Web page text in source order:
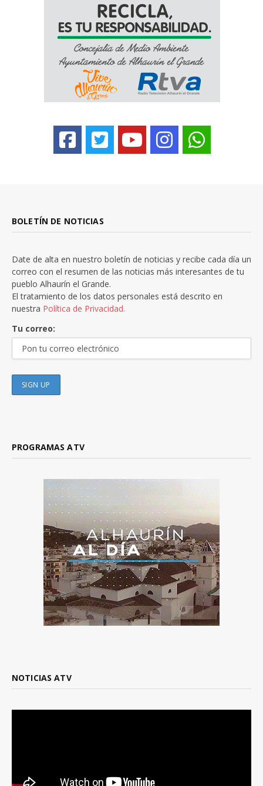
BOLETÍN DE NOTICIAS
Date de alta en nuestro boletín de noticias y recibe cada día un
correo con el resumen de las noticias más interesantes de tu
pueblo Alhaurín el Grande.
El tratamiento de los datos personales está descrito en
nuestra Política de Privacidad.
Tu correo:
PROGRAMAS ATV
NOTICIAS ATV